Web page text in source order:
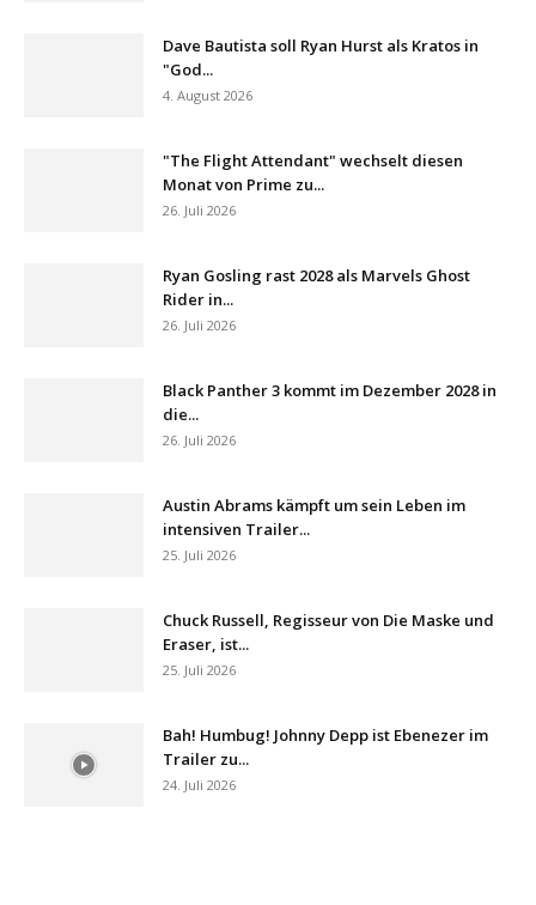
Dave Bautista soll Ryan Hurst als Kratos in
"God...
4. August 2026
"The Flight Attendant" wechselt diesen
Monat von Prime zu...
26. Juli 2026
Ryan Gosling rast 2028 als Marvels Ghost
Rider in...
26. Juli 2026
Black Panther 3 kommt im Dezember 2028 in
die...
26. Juli 2026
Austin Abrams kämpft um sein Leben im
intensiven Trailer...
25. Juli 2026
Chuck Russell, Regisseur von Die Maske und
Eraser, ist...
25. Juli 2026
Bah! Humbug! Johnny Depp ist Ebenezer im
Trailer zu...
24. Juli 2026